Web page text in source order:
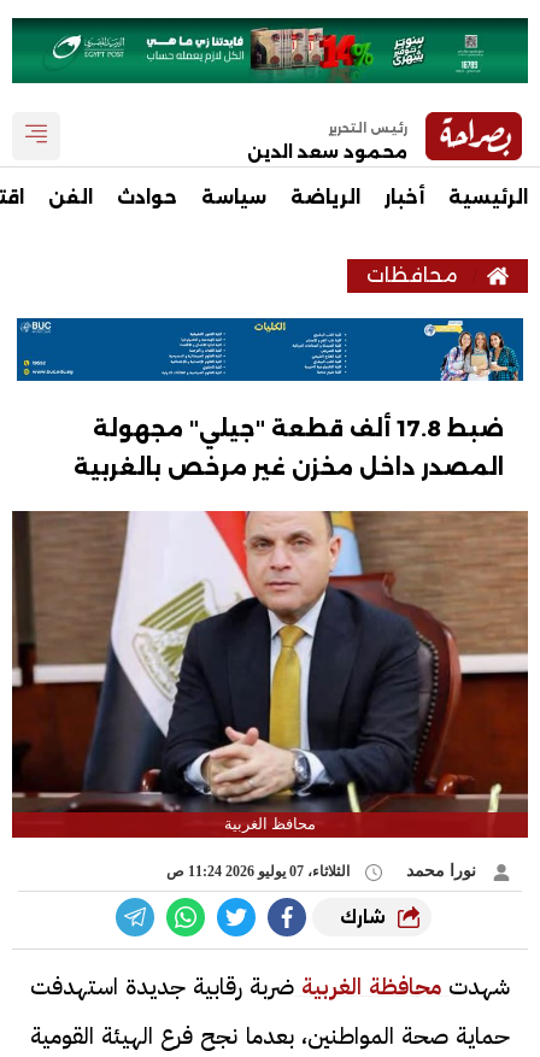
رئيس التحرير
محمود سعد الدين
الرئيسية أخبار الرياضة سياسة حوادث الفن
محافظات
ضبط 17.8 ألف قطعة "جيلي" مجهولة
المصدر داخل مخزن غير مرخص بالغربية
محافظ الغربية
نورا محمد الثلاثاء، 07 يوليو 2026 11:24 ص
شارك
شهدت محافظة الغربية ضربة رقابية جديدة استهدفت
حماية صحة المواطنين، بعدما نجح فرع الهيئة القومية